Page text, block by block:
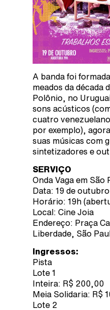
A banda foi
meados da década
Polônio, no
sons acústicos
cuatro
por exemplo),
suas músicas com
sintetizadores e
SERVIÇO
Onda Vaga em São
Data: 19 de
Horário: 19h
Local: Cine Joia
Endereço: Praça
Liberdade, São
Ingressos:
Pista
Lote 1
Inteira: R$ 200,00
Meia Solidaria: R$
Lote 2